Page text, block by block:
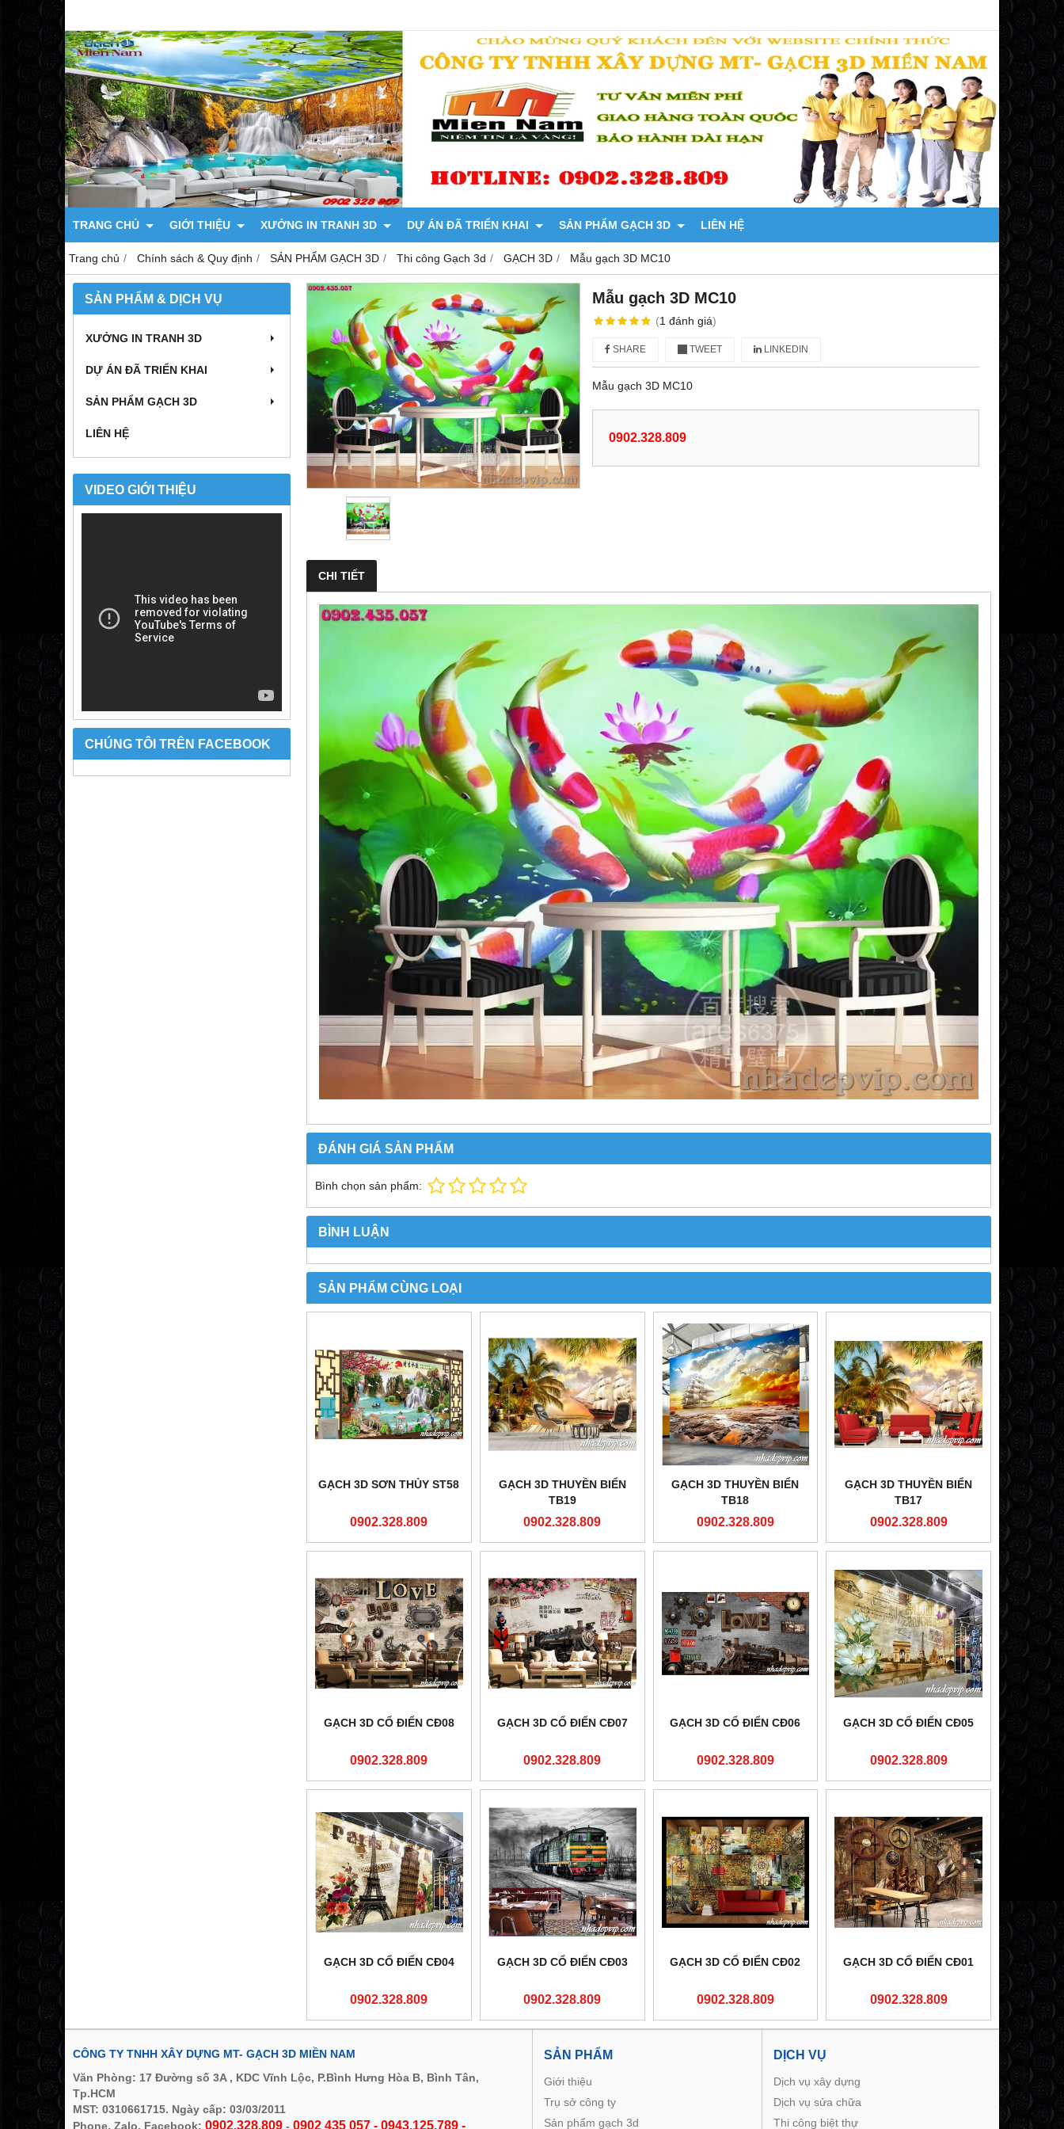
TRANG CHỦ GIỚI THIỆU XƯỞNG IN TRANH 3D DỰ ÁN ĐÃ TRIỂN KHAI SẢN PHẨM GẠCH 3D LIÊN HỆ
Trang chủ Chính sách & Quy định SẢN PHẨM GẠCH 3D Thi công Gạch 3d GẠCH 3D Mẫu gạch 3D MC10
SẢN PHẨM & DỊCH VỤ
XƯỞNG IN TRANH 3D
DỰ ÁN ĐÃ TRIỂN KHAI
SẢN PHẨM GẠCH 3D
LIÊN HỆ
VIDEO GIỚI THIỆU
CHÚNG TÔI TRÊN FACEBOOK
Mẫu gạch 3D MC10
(1 đánh giá)
SHARE TWEET LINKEDIN
Mẫu gạch 3D MC10
0902.328.809
CHI TIẾT
ĐÁNH GIÁ SẢN PHẨM
Bình chọn sản phẩm:
BÌNH LUẬN
SẢN PHẨM CÙNG LOẠI
GẠCH 3D SƠN THỦY ST58
0902.328.809
GẠCH 3D THUYỀN BIỂN
TB19
0902.328.809
GẠCH 3D THUYỀN BIỂN
TB18
0902.328.809
GẠCH 3D THUYỀN BIỂN
TB17
0902.328.809
GẠCH 3D CỔ ĐIỂN CĐ08
0902.328.809
GẠCH 3D CỔ ĐIỂN CĐ07
0902.328.809
GẠCH 3D CỔ ĐIỂN CĐ06
0902.328.809
GẠCH 3D CỔ ĐIỂN CĐ05
0902.328.809
GẠCH 3D CỔ ĐIỂN CĐ04
0902.328.809
GẠCH 3D CỔ ĐIỂN CĐ03
0902.328.809
GẠCH 3D CỔ ĐIỂN CĐ02
0902.328.809
GẠCH 3D CỔ ĐIỂN CĐ01
0902.328.809
CÔNG TY TNHH XÂY DỰNG MT- GẠCH 3D MIỀN NAM
Văn Phòng: 17 Đường số 3A , KDC Vĩnh Lộc, P.Bình Hưng Hòa B, Bình Tân,
Tp.HCM
MST: 0310661715. Ngày cấp: 03/03/2011
Phone, Zalo, Facebook: 0902.328.809 - 0902 435 057 - 0943.125.789 -
SẢN PHẨM
Giới thiệu
Trụ sở công ty
Sản phẩm gạch 3d
DỊCH VỤ
Dịch vụ xây dựng
Dịch vụ sửa chữa
Thi công biệt thự